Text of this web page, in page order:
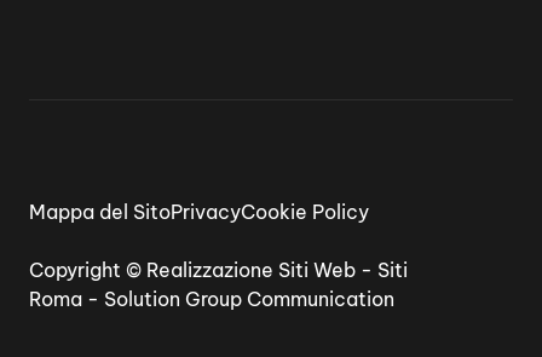
Copyright © Realizzazione Siti Web - Siti
Roma - Solution Group Communication
Mappa del SitoPrivacyCookie Policy